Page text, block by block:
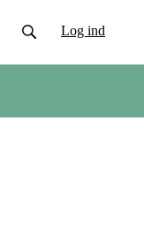
Log ind